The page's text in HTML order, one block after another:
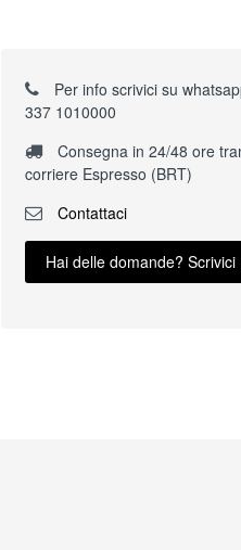
Per info scrivici su
337 1010000
Consegna in 24/48 ore
corriere Espresso (BRT)
Contattaci
Hai delle domande? Scrivici